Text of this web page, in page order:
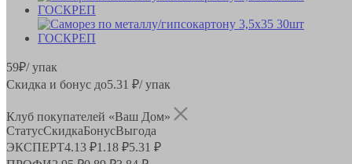
59₽/ упак
Скидка и бонус до5.31 ₽/ упак
Клуб покупателей «Ваш Дом»
СтатусСкидкаБонусВыгода
ЭКСПЕРТ4.13 ₽1.18 ₽5.31 ₽